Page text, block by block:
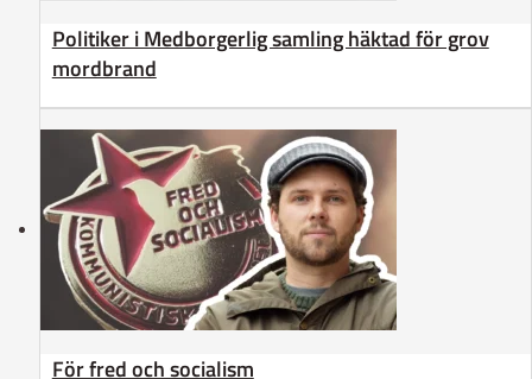
Politiker i Medborgerlig samling häktad för grov
mordbrand
För fred och socialism